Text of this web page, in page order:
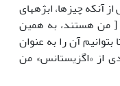
آن­که چیزها، ابژه­های
[ من هستند، به همین
آن را به عنوان
از «اگزیستانس» من